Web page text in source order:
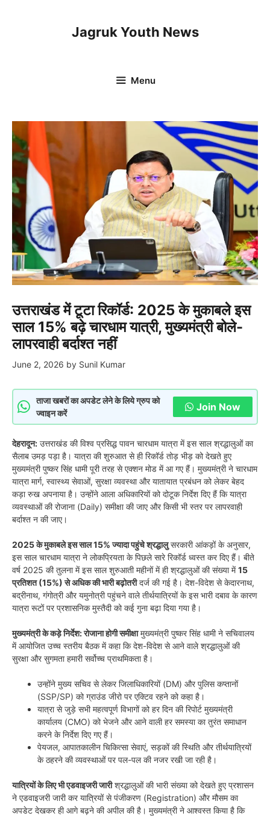
Jagruk Youth News
Menu
उत्तराखंड में टूटा रिकॉर्ड: 2025 के मुकाबले इस
साल 15% बढ़े चारधाम यात्री, मुख्यमंत्री बोले-
लापरवाही बर्दाश्त नहीं
June 2, 2026 by Sunil Kumar
ताजा खबरों का अपडेट लेने के लिये ग्रुप को
ज्वाइन करें
Join Now
देहरादून: उत्तराखंड की विश्व प्रसिद्ध पावन चारधाम यात्रा में इस साल श्रद्धालुओं का
सैलाब उमड़ पड़ा है। यात्रा की शुरुआत से ही रिकॉर्ड तोड़ भीड़ को देखते हुए
मुख्यमंत्री पुष्कर सिंह धामी पूरी तरह से एक्शन मोड में आ गए हैं। मुख्यमंत्री ने चारधाम
यात्रा मार्ग, स्वास्थ्य सेवाओं, सुरक्षा व्यवस्था और यातायात प्रबंधन को लेकर बेहद
कड़ा रुख अपनाया है। उन्होंने आला अधिकारियों को दोटूक निर्देश दिए हैं कि यात्रा
व्यवस्थाओं की रोजाना (Daily) समीक्षा की जाए और किसी भी स्तर पर लापरवाही
बर्दाश्त न की जाए।
2025 के मुकाबले इस साल 15% ज्यादा पहुंचे श्रद्धालुसरकारी आंकड़ों के अनुसार,
इस साल चारधाम यात्रा ने लोकप्रियता के पिछले सारे रिकॉर्ड ध्वस्त कर दिए हैं। बीते
वर्ष 2025 की तुलना में इस साल शुरुआती महीनों में ही श्रद्धालुओं की संख्या में15
प्रतिशत (15%) से अधिक की भारी बढ़ोतरीदर्ज की गई है। देश-विदेश से केदारनाथ,
बद्रीनाथ, गंगोत्री और यमुनोत्री पहुंचने वाले तीर्थयात्रियों के इस भारी दबाव के कारण
यात्रा रूटों पर प्रशासनिक मुस्तैदी को कई गुना बढ़ा दिया गया है।
मुख्यमंत्री के कड़े निर्देश: रोजाना होगी समीक्षामुख्यमंत्री पुष्कर सिंह धामी ने सचिवालय
में आयोजित उच्च स्तरीय बैठक में कहा कि देश-विदेश से आने वाले श्रद्धालुओं की
सुरक्षा और सुगमता हमारी सर्वोच्च प्राथमिकता है।
उन्होंने मुख्य सचिव से लेकर जिलाधिकारियों (DM) और पुलिस कप्तानों
(SSP/SP) को ग्राउंड जीरो पर एक्टिव रहने को कहा है।
यात्रा से जुड़े सभी महत्वपूर्ण विभागों को हर दिन की रिपोर्ट मुख्यमंत्री
कार्यालय (CMO) को भेजने और आने वाली हर समस्या का तुरंत समाधान
करने के निर्देश दिए गए हैं।
पेयजल, आपातकालीन चिकित्सा सेवाएं, सड़कों की स्थिति और तीर्थयात्रियों
के ठहरने की व्यवस्थाओं पर पल-पल की नजर रखी जा रही है।
यात्रियों के लिए भी एडवाइजरी जारीश्रद्धालुओं की भारी संख्या को देखते हुए प्रशासन
ने एडवाइजरी जारी कर यात्रियों से पंजीकरण (Registration) और मौसम का
अपडेट देखकर ही आगे बढ़ने की अपील की है। मुख्यमंत्री ने आश्वस्त किया है कि